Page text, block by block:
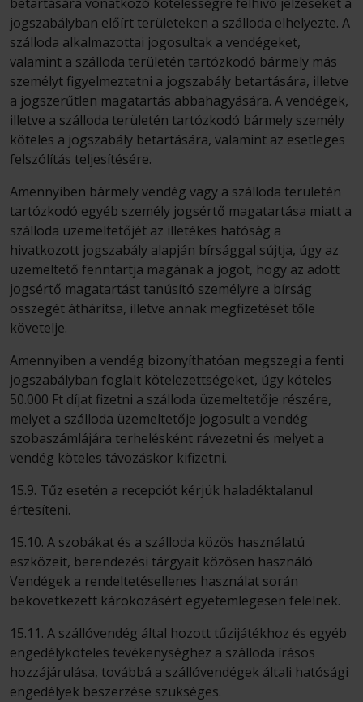
jogszabályban előírt területeken a szálloda elhelyezte. A
szálloda alkalmazottai jogosultak a vendégeket,
valamint a szálloda területén tartózkodó bármely más
személyt figyelmeztetni a jogszabály betartására, illetve
a jogszerűtlen magatartás abbahagyására. A vendégek,
illetve a szálloda területén tartózkodó bármely személy
köteles a jogszabály betartására, valamint az esetleges
felszólítás teljesítésére.
Amennyiben bármely vendég vagy a szálloda területén
tartózkodó egyéb személy jogsértő magatartása miatt a
szálloda üzemeltetőjét az illetékes hatóság a
hivatkozott jogszabály alapján bírsággal sújtja, úgy az
üzemeltető fenntartja magának a jogot, hogy az adott
jogsértő magatartást tanúsító személyre a bírság
összegét áthárítsa, illetve annak megfizetését tőle
követelje.
Amennyiben a vendég bizonyíthatóan megszegi a fenti
jogszabályban foglalt kötelezettségeket, úgy köteles
50.000 Ft díjat fizetni a szálloda üzemeltetője részére,
melyet a szálloda üzemeltetője jogosult a vendég
szobaszámlájára terhelésként rávezetni és melyet a
vendég köteles távozáskor kifizetni.
15.9. Tűz esetén a recepciót kérjük haladéktalanul
értesíteni.
15.10. A szobákat és a szálloda közös használatú
eszközeit, berendezési tárgyait közösen használó
Vendégek a rendeltetésellenes használat során
bekövetkezett károkozásért egyetemlegesen felelnek.
15.11. A szállóvendég által hozott tűzijátékhoz és egyéb
engedélyköteles tevékenységhez a szálloda írásos
hozzájárulása, továbbá a szállóvendégek általi hatósági
engedélyek beszerzése szükséges.